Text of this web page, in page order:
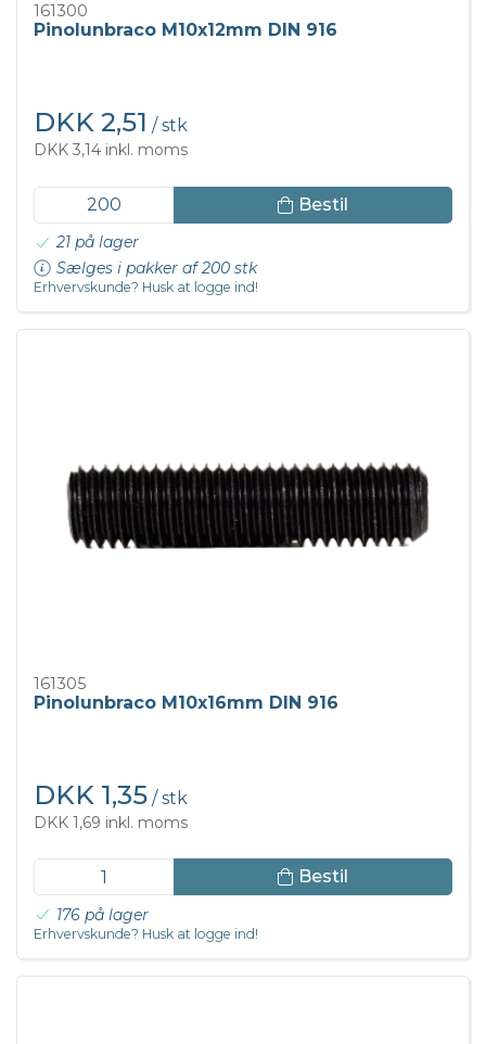
161300
Pinolunbraco M10x12mm DIN 916
DKK 2,51 / stk
DKK 3,14 inkl. moms
Bestil
21 på lager
Sælges i pakker af 200 stk
Erhvervskunde? Husk at logge ind!
161305
Pinolunbraco M10x16mm DIN 916
DKK 1,35 / stk
DKK 1,69 inkl. moms
Bestil
176 på lager
Erhvervskunde? Husk at logge ind!